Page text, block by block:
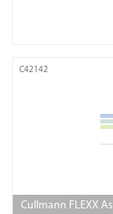
C42142
Cullmann FLEXX